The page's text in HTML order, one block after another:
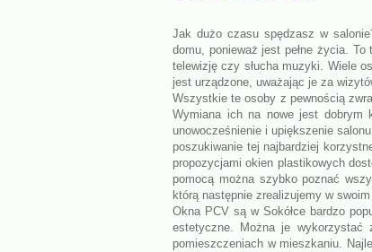
Jak dużo czasu spędzasz w
domu, ponieważ jest pełne życia.
telewizję czy słucha muzyki. Wiele
jest urządzone, uważając je za
Wszystkie te osoby z pewnością
Wymiana ich na nowe jest dobrym
unowocześnienie i upiększenie
poszukiwanie tej najbardziej
propozycjami okien plastikowych
pomocą można szybko poznać
którą następnie zrealizujemy w
Okna PCV są w Sokółce bardzo
estetyczne. Można je wykorzystać
pomieszczeniach w mieszkaniu.